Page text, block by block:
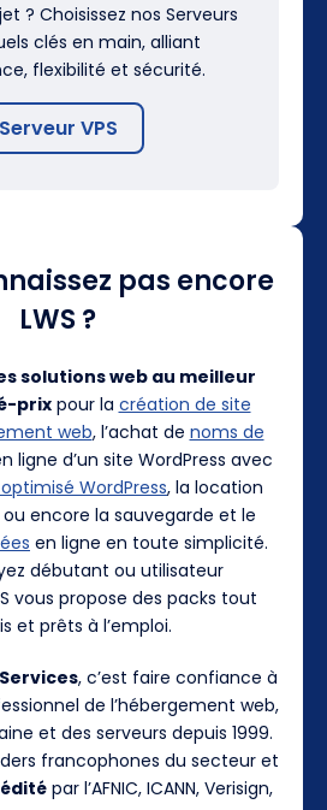
? Choisissez nos Serveurs
clés en main, alliant
flexibilité et sécurité.
Serveur VPS
pas encore
LWS ?
solutions web au meilleur
prixpour la création de site
web, l’achat de noms de
ligne d’un site WordPress avec
WordPress, la location
ou encore la sauvegarde et le
en ligne en toute simplicité.
débutant ou utilisateur
vous propose des packs tout
et prêts à l’emploi.
, c’est faire confiance à
de l’hébergement web,
et des serveurs depuis 1999.
francophones du secteur et
par l’AFNIC, ICANN, Verisign,